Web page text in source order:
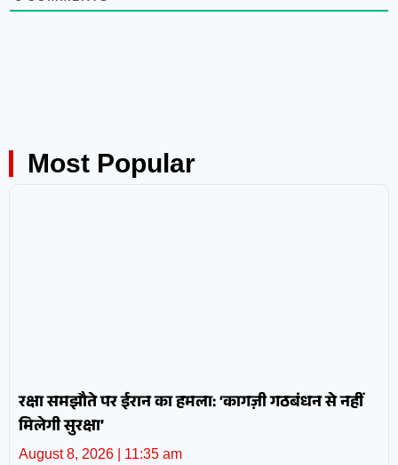
Most Popular
रक्षा समझौते पर ईरान का हमला: ‘कागज़ी गठबंधन से नहीं
मिलेगी सुरक्षा’
August 8, 2026 11:35 am